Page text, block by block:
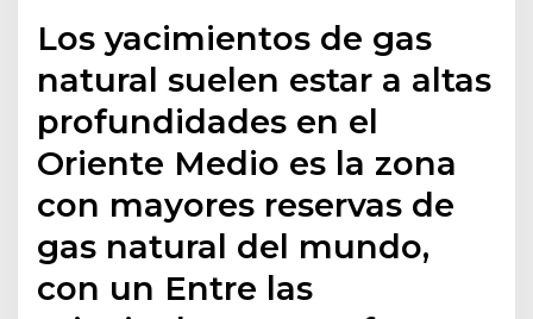
Los yacimientos de gas
natural suelen estar a altas
profundidades en el
Oriente Medio es la zona
con mayores reservas de
gas natural del mundo,
con un Entre las